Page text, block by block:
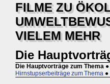
FILME ZU
VIELEM MEHR
Die
Die Hauptvorträge zum Thema ●
Hirnstupserbeiträge zum Thema ●